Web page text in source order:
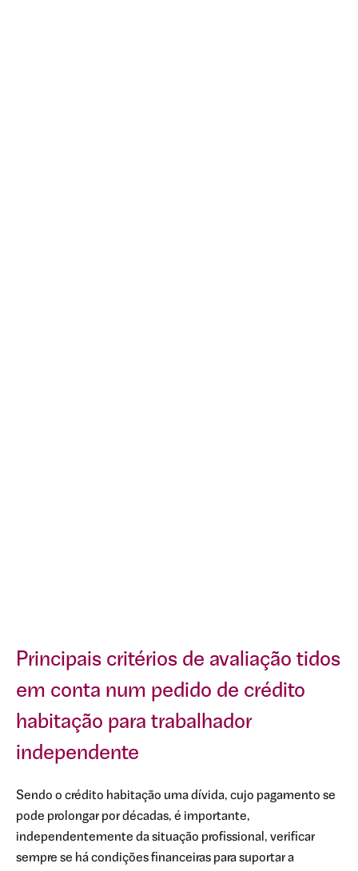
Principais critérios de avaliação tidos
em conta num pedido de crédito
habitação para trabalhador
independente
Sendo o crédito habitação uma dívida, cujo pagamento se
pode prolongar por décadas, é importante,
independentemente da situação profissional, verificar
sempre se há condições financeiras para suportar a